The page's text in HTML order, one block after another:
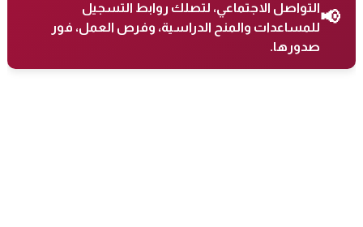
📢التواصل الاجتماعي، لتصلك روابط التسجيل
للمساعدات والمنح الدراسية، وفرص العمل، فور
صدورها.